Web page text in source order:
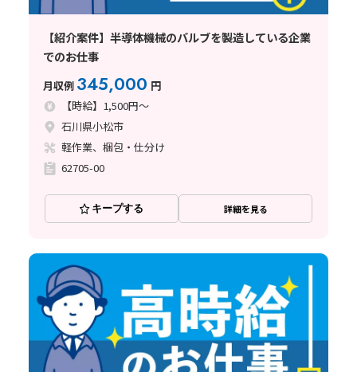
【紹介案件】半導体機械のバルブを製造している企業
でのお仕事
月収例 345,000 円
【時給】1,500円～
石川県小松市
軽作業、梱包・仕分け
62705-00
キープする 詳細を見る